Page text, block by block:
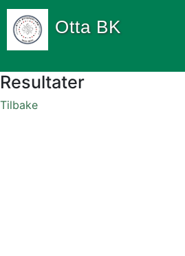
Otta BK
Resultater
Tilbake